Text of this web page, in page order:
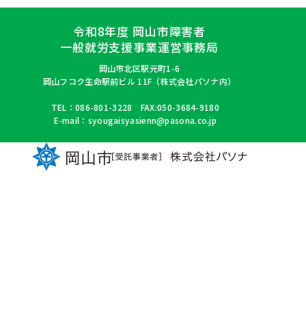
令和8年度 岡山市障害者
一般就労支援事業運営事務局
岡山市北区駅元町1-6
岡山フコク生命駅前ビル 11F（株式会社パソナ内）
TEL：086-801-3228 FAX:050-3684-9180
E-mail：syougaisyasienn@pasona.co.jp